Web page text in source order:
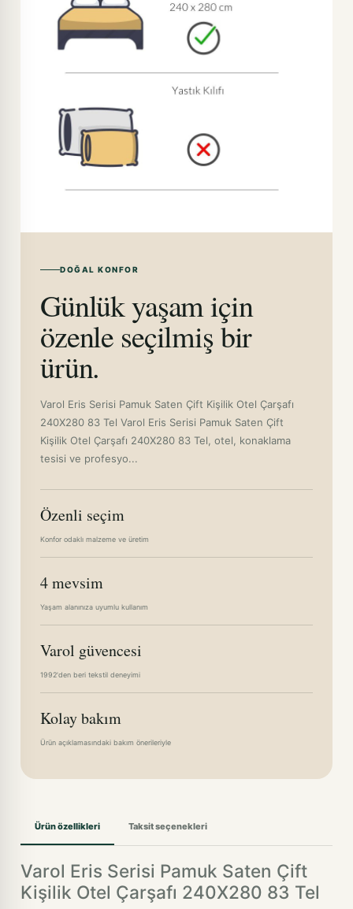
DOĞAL KONFOR
Günlük yaşam için
özenle seçilmiş bir
ürün.
Varol Eris Serisi Pamuk Saten Çift Kişilik Otel Çarşafı
240X280 83 Tel Varol Eris Serisi Pamuk Saten Çift
Kişilik Otel Çarşafı 240X280 83 Tel, otel, konaklama
tesisi ve profesyo...
Özenli seçim
Konfor odaklı malzeme ve üretim
4 mevsim
Yaşam alanınıza uyumlu kullanım
Varol güvencesi
1992'den beri tekstil deneyimi
Kolay bakım
Ürün açıklamasındaki bakım önerileriyle
Ürün özellikleri Taksit seçenekleri
Varol Eris Serisi Pamuk Saten Çift
Kişilik Otel Çarşafı 240X280 83 Tel